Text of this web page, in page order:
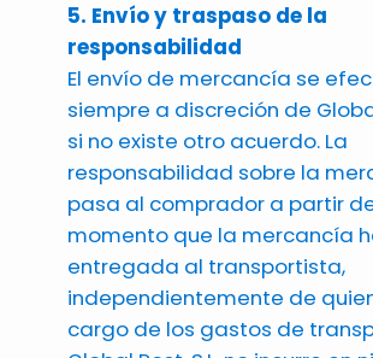
5. Envío y traspaso de la
responsabilidad
El envío de mercancía se
siempre a discreción de
si no existe otro acuerdo. La
responsabilidad sobre la
pasa al comprador a partir
momento que la mercancía
entregada al transportista,
independientemente de
cargo de los gastos de